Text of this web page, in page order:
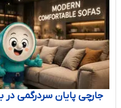
جارچی پایان سردرگمی در